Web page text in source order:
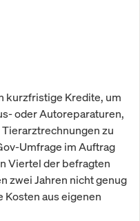
kurzfristige Kredite, um
oder Autoreparaturen,
zu
Umfrage im Auftrag
Viertel der befragten
zwei Jahren nicht genug
Kosten aus eigenen